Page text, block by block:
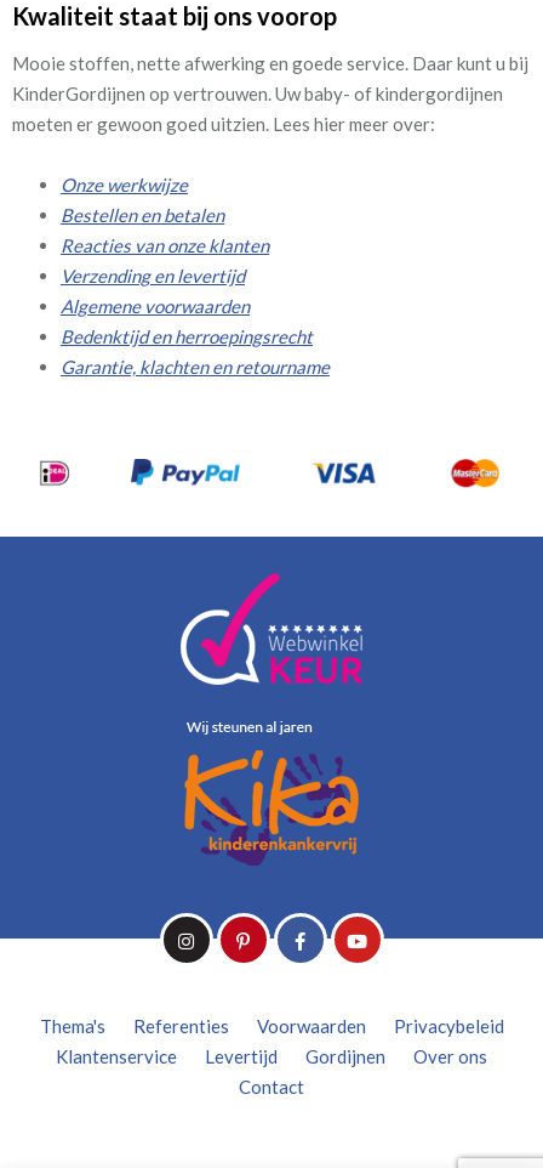
Kwaliteit staat bij ons voorop
Mooie stoffen, nette afwerking en goede service. Daar kunt u bij
KinderGordijnen op vertrouwen. Uw baby- of kindergordijnen
moeten er gewoon goed uitzien. Lees hier meer over:
Onze werkwijze
Bestellen en betalen
Reacties van onze klanten
Verzending en levertijd
Algemene voorwaarden
Bedenktijd en herroepingsrecht
Garantie, klachten en retourname
Thema's Referenties Voorwaarden
Privacybeleid
Klantenservice
Levertijd Gordijnen
Over ons
Contact